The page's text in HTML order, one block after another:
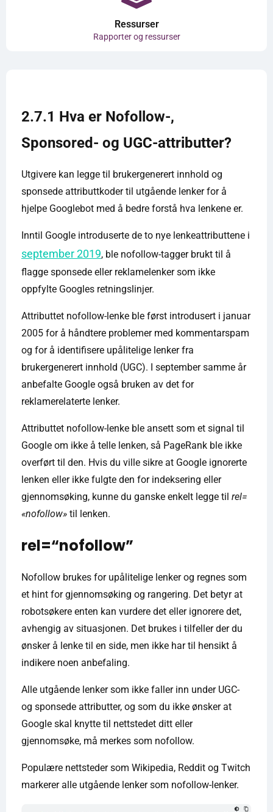
Ressurser
Rapporter og ressurser
2.7.1 Hva er Nofollow-,
Sponsored- og UGC-attributter?
Utgivere kan legge til brukergenerert innhold og
sponsede attributtkoder til utgående lenker for å
hjelpe Googlebot med å bedre forstå hva lenkene er.
Inntil Google introduserte de to nye lenkeattributtene i
september 2019, ble nofollow-tagger brukt til å
flagge sponsede eller reklamelenker som ikke
oppfylte Googles retningslinjer.
Attributtet nofollow-lenke ble først introdusert i januar
2005 for å håndtere problemer med kommentarspam
og for å identifisere upålitelige lenker fra
brukergenerert innhold (UGC). I september samme år
anbefalte Google også bruken av det for
reklamerelaterte lenker.
Attributtet nofollow-lenke ble ansett som et signal til
Google om ikke å telle lenken, så PageRank ble ikke
overført til den. Hvis du ville sikre at Google ignorerte
lenken eller ikke fulgte den for indeksering eller
gjennomsøking, kunne du ganske enkelt legge til rel=
«nofollow» til lenken.
rel=“nofollow”
Nofollow brukes for upålitelige lenker og regnes som
et hint for gjennomsøking og rangering. Det betyr at
robotsøkere enten kan vurdere det eller ignorere det,
avhengig av situasjonen. Det brukes i tilfeller der du
ønsker å lenke til en side, men ikke har til hensikt å
indikere noen anbefaling.
Alle utgående lenker som ikke faller inn under UGC-
og sponsede attributter, og som du ikke ønsker at
Google skal knytte til nettstedet ditt eller
gjennomsøke, må merkes som nofollow.
Populære nettsteder som Wikipedia, Reddit og Twitch
markerer alle utgående lenker som nofollow-lenker.